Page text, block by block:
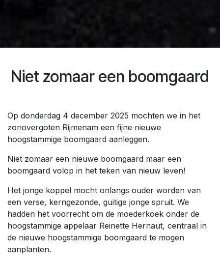
Niet zomaar een boomgaard
Op donderdag 4 december 2025 mochten we in het
zonovergoten Rijmenam een fijne nieuwe
hoogstammige boomgaard aanleggen.
Niet zomaar een nieuwe boomgaard maar een
boomgaard volop in het teken van nieuw leven!
Het jonge koppel mocht onlangs ouder worden van
een verse, kerngezonde, guitige jonge spruit. We
hadden het voorrecht om de moederkoek onder de
hoogstammige appelaar Reinette Hernaut, centraal in
de nieuwe hoogstammige boomgaard te mogen
aanplanten.